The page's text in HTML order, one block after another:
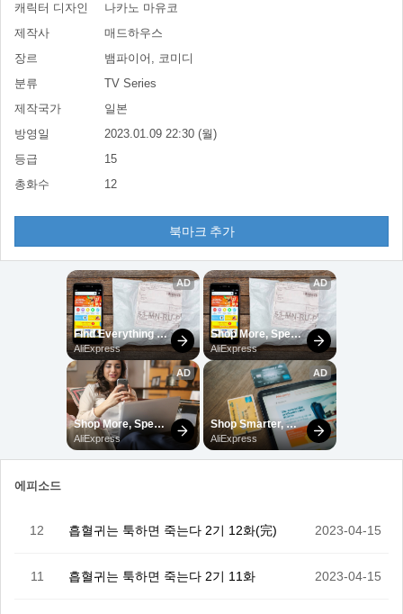
캐릭터 디자인
나카노 마유코
제작사
매드하우스
장르
뱀파이어, 코미디
분류
TV Series
제작국가
일본
방영일
2023.01.09 22:30 (월)
등급
15
총화수
12
북마크 추가
에피소드
12 흡혈귀는 툭하면 죽는다 2기 12화(完) 2023-04-15
11 흡혈귀는 툭하면 죽는다 2기 11화 2023-04-15